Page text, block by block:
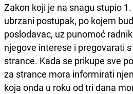
Zakon koji je na snagu stupio
ubrzani postupak, po kojem
poslodavac, uz punomoć
njegove interese i pregovarati
strance. Kada se prikupe sve
za strance mora informirati
koja onda u roku od tri dana